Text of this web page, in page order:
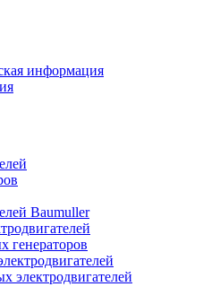
информация
Baumuller
генераторов
электродвигателей